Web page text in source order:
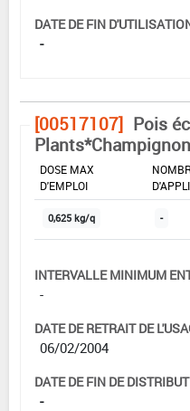
DATE DE FIN
-
[00517107] Pois
DOSE MAX
D'EMPLOI
0,625 kg/q -
INTERVALLE MINIMUM
-
DATE DE RETRAIT DE
06/02/2004
DATE DE FIN DE
-